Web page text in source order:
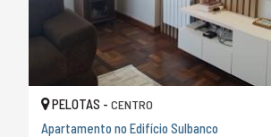
PELOTAS - CENTRO
Apartamento no Edifício Sulbanco